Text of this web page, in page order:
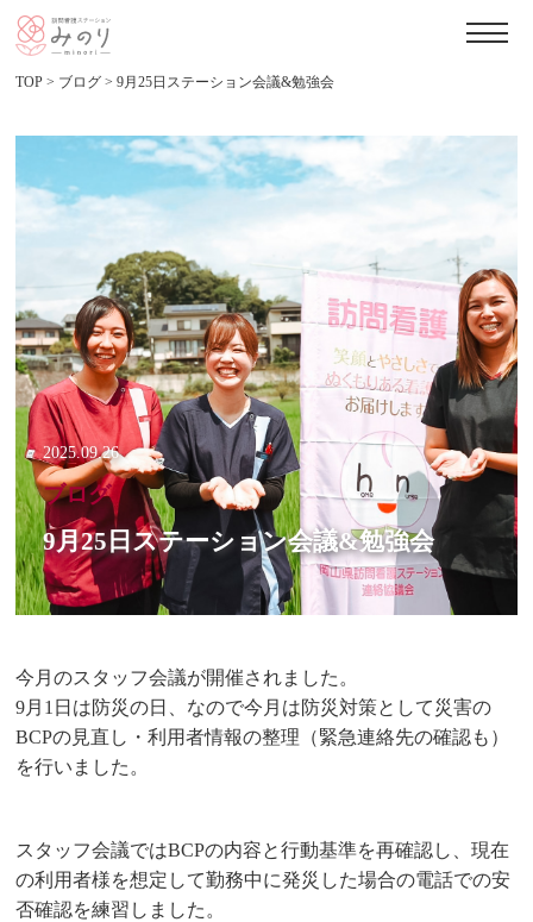
TOP > ブログ >9月25日ステーション会議&勉強会
2025.09.26
ブログ
9月25日ステーション会議&勉強会
今月のスタッフ会議が開催されました。
9月1日は防災の日、なので今月は防災対策として災害の
BCPの見直し・利用者情報の整理（緊急連絡先の確認も）
を行いました。
スタッフ会議ではBCPの内容と行動基準を再確認し、現在
の利用者様を想定して勤務中に発災した場合の電話での安
否確認を練習しました。